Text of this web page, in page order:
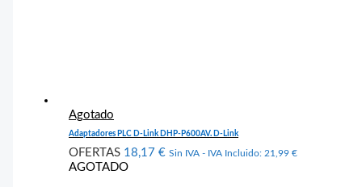
Agotado
Adaptadores PLC D-Link DHP-P600AV. D-Link
OFERTAS 18,17€ Sin IVA - IVA Incluido: 21,99€
AGOTADO